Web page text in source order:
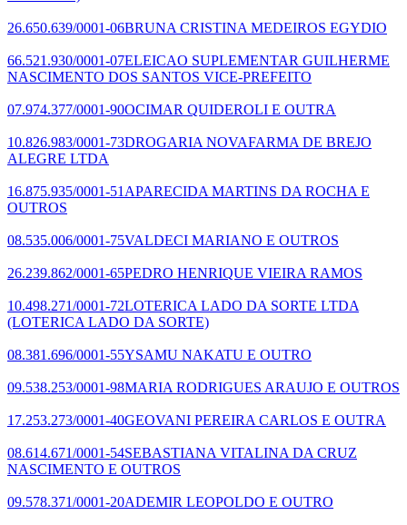
26.650.639/0001-06BRUNA CRISTINA MEDEIROS EGYDIO
66.521.930/0001-07ELEICAO SUPLEMENTAR GUILHERME
NASCIMENTO DOS SANTOS VICE-PREFEITO
07.974.377/0001-90OCIMAR QUIDEROLI E OUTRA
10.826.983/0001-73DROGARIA NOVAFARMA DE BREJO
ALEGRE LTDA
16.875.935/0001-51 APARECIDA MARTINS DA ROCHA E
OUTROS
08.535.006/0001-75VALDECI MARIANO E OUTROS
26.239.862/0001-65PEDRO HENRIQUE VIEIRA RAMOS
10.498.271/0001-72LOTERICA LADO DA SORTE LTDA
(LOTERICA LADO DA SORTE)
08.381.696/0001-55YSAMU NAKATU E OUTRO
09.538.253/0001-98MARIA RODRIGUES ARAUJO E OUTROS
17.253.273/0001-40GEOVANI PEREIRA CARLOS E OUTRA
08.614.671/0001-54SEBASTIANA VITALINA DA CRUZ
NASCIMENTO E OUTROS
09.578.371/0001-20ADEMIR LEOPOLDO E OUTRO